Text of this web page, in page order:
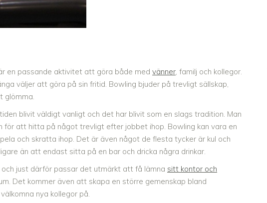
en passande aktivitet att göra både med vänner, familj och kollegor.
väljer att göra på sin fritid. Bowling bjuder på trevligt sällskap,
glömma.
blivit väldigt vanligt och det har blivit som en slags tradition. Man
för att hitta på något trevligt efter jobbet ihop. Bowling kan vara en
och skratta ihop. Det är även något de flesta tycker är kul och
än att endast sitta på en bar och dricka några drinkar.
och just därför passar det utmärkt att få lämna sitt kontor och
Det kommer även att skapa en större gemenskap bland
nya kollegor på.